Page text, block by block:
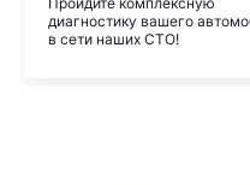
диагностику вашего
в сети наших СТО!